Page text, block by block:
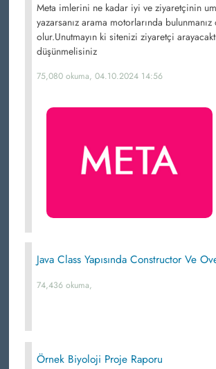
Meta imlerini ne kadar iyi ve ziyaretçinin
yazarsanız arama motorlarında
olur.Unutmayın ki sitenizi ziyaretçi
düşünmelisiniz
75,080 okuma, 04.10.2024 14:56
Java Class Yapısında Constructor Ve
74,436 okuma,
Örnek Biyoloji Proje Raporu